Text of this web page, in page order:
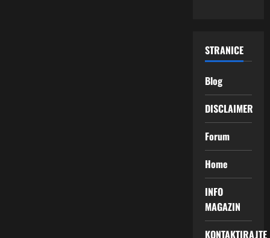
STRANICE
Blog
DISCLAIMER
Forum
Home
INFO
MAGAZIN
KONTAKTIRAJTE